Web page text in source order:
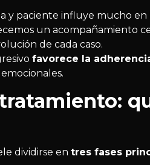
y paciente influye mucho en
un acompañamiento
de cada caso.
favorece la
dividirse en tres fases